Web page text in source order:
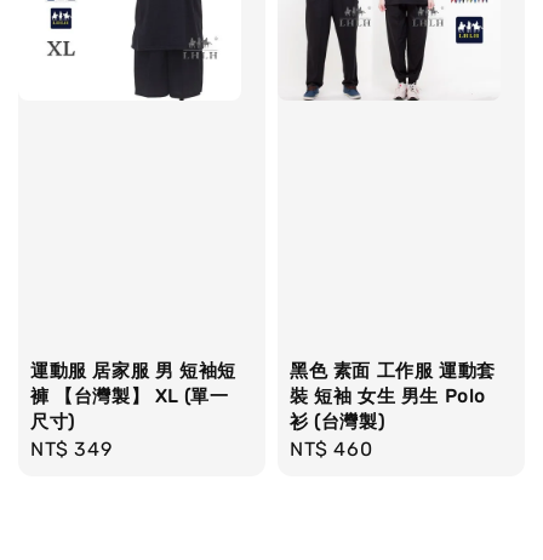
運動服 居家服 男 短袖短
褲 【台灣製】 XL (單一
尺寸)
Regular
NT$ 349
黑色 素面 工作服 運動套
裝 短袖 女生 男生 Polo
衫 (台灣製)
Regular
NT$ 460